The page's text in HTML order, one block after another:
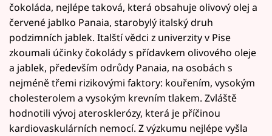
čokoláda, nejlépe taková, která obsahuje olivový olej a
červené jablko Panaia, starobylý italský druh
podzimních jablek. Italští vědci z univerzity v Pise
zkoumali účinky čokolády s přídavkem olivového oleje
a jablek, především odrůdy Panaia, na osobách s
nejméně třemi rizikovými faktory: kouřením, vysokým
cholesterolem a vysokým krevním tlakem. Zvláště
hodnotili vývoj aterosklerózy, která je příčinou
kardiovaskulárních nemocí. Z výzkumu nejlépe vyšla